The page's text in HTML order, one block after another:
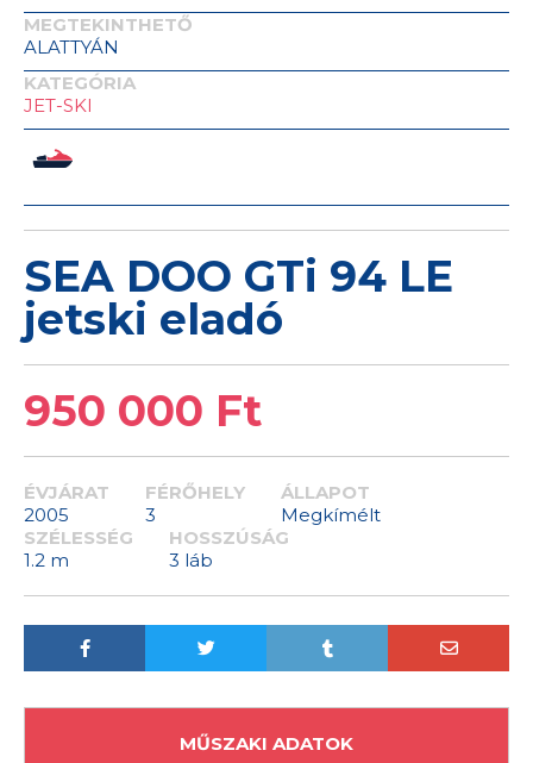
MEGTEKINTHETŐ
ALATTYÁN
KATEGÓRIA
JET-SKI
SEA DOO GTi 94 LE
jetski eladó
950 000 Ft
ÉVJÁRAT
2005
FÉRŐHELY
3
ÁLLAPOT
Megkímélt
SZÉLESSÉG
1.2 m
HOSSZÚSÁG
3 láb
MŰSZAKI ADATOK